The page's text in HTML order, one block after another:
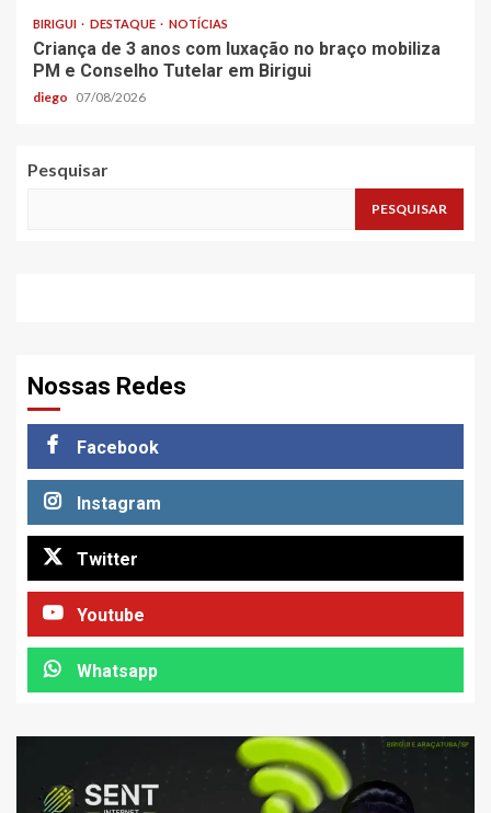
BIRIGUI DESTAQUE NOTÍCIAS
Criança de 3 anos com luxação no braço mobiliza
PM e Conselho Tutelar em Birigui
diego 07/08/2026
Pesquisar
PESQUISAR
Nossas Redes
Facebook
Instagram
Twitter
Youtube
Whatsapp